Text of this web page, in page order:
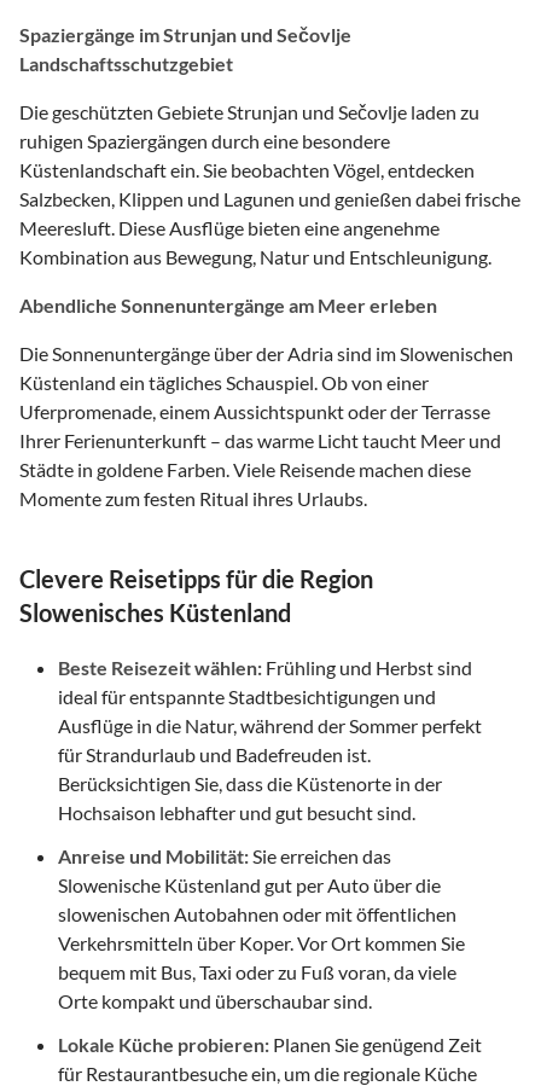
Spaziergänge im Strunjan und Sečovlje
Landschaftsschutzgebiet
Die geschützten Gebiete Strunjan und Sečovlje laden zu
ruhigen Spaziergängen durch eine besondere
Küstenlandschaft ein. Sie beobachten Vögel, entdecken
Salzbecken, Klippen und Lagunen und genießen dabei frische
Meeresluft. Diese Ausflüge bieten eine angenehme
Kombination aus Bewegung, Natur und Entschleunigung.
Abendliche Sonnenuntergänge am Meer erleben
Die Sonnenuntergänge über der Adria sind im Slowenischen
Küstenland ein tägliches Schauspiel. Ob von einer
Uferpromenade, einem Aussichtspunkt oder der Terrasse
Ihrer Ferienunterkunft – das warme Licht taucht Meer und
Städte in goldene Farben. Viele Reisende machen diese
Momente zum festen Ritual ihres Urlaubs.
Clevere Reisetipps für die Region
Slowenisches Küstenland
Beste Reisezeit wählen: Frühling und Herbst sind
ideal für entspannte Stadtbesichtigungen und
Ausflüge in die Natur, während der Sommer perfekt
für Strandurlaub und Badefreuden ist.
Berücksichtigen Sie, dass die Küstenorte in der
Hochsaison lebhafter und gut besucht sind.
Anreise und Mobilität: Sie erreichen das
Slowenische Küstenland gut per Auto über die
slowenischen Autobahnen oder mit öffentlichen
Verkehrsmitteln über Koper. Vor Ort kommen Sie
bequem mit Bus, Taxi oder zu Fuß voran, da viele
Orte kompakt und überschaubar sind.
Lokale Küche probieren: Planen Sie genügend Zeit
für Restaurantbesuche ein, um die regionale Küche